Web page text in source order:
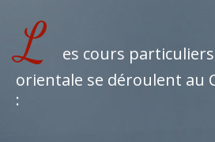
L
es cours
orientale se déroulent au
: